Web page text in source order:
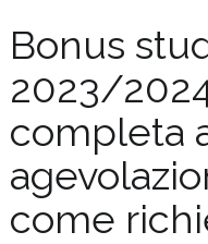
Bonus
2023/
completa
come